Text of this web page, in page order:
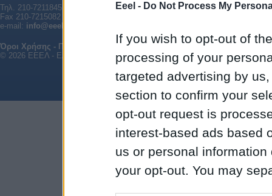
Eeel - Do Not Process My
If you wish to opt-out of
processing of your
targeted advertising by
section to confirm your
opt-out request is
interest-based ads based
us or personal
your opt-out. You may
Τηλ. 210-7211845, 210-7243161
Fax 210-7215082
e-mail: info@eeel.gr
Όροι Χρήσης - Προστασία Δεδομένων
© 2026 ΕΕΕΛ - Ελληνική Εταιρεία Ελέγχου Λοιμώξεων. All rights reserved.